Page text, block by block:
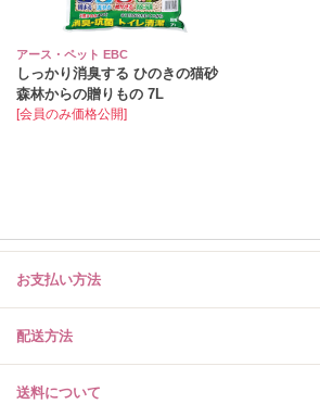
アース・ペット EBC
しっかり消臭する ひのきの猫砂
森林からの贈りもの 7L
[会員のみ価格公開]
お支払い方法
配送方法
送料について